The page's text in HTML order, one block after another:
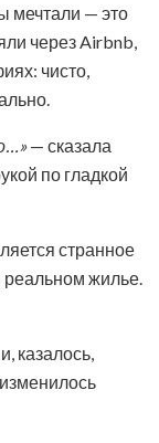
мечтали — это
через Airbnb,
чисто,
— сказала
по гладкой
странное
реальном жилье.
казалось,